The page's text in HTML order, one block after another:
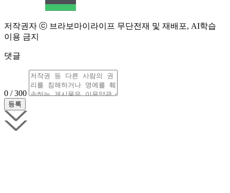
저작권자 ⓒ 브라보마이라이프 무단전재 및 재배포, AI학습
이용 금지
댓글
0 / 300